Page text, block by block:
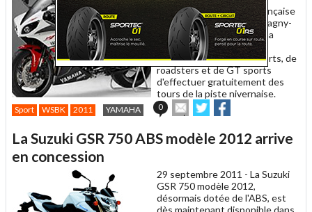
l'occasion de l'épreuve française
du Mondial Superbike à Magny-
Cours ce wek-end, Yamaha
propose à ses clients
possesseurs de supersports, de
roadsters et de GT sports
d'effectuer gratuitement des
tours de la piste nivernaise.
Sport WSBK 2011 YAMAHA 0
Envoyer
cet
à
Partager
sur sur
La Suzuki GSR 750 ABS modèle 2012 arrive
en concession
29 septembre 2011 - La Suzuki
GSR 750 modèle 2012,
désormais dotée de l'ABS, est
dès maintenant disponible dans